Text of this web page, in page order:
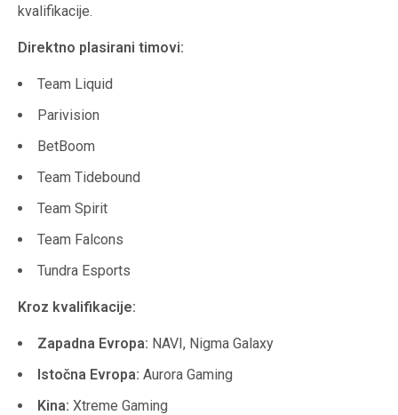
kvalifikacije.
Direktno plasirani timovi:
Team Liquid
Parivision
BetBoom
Team Tidebound
Team Spirit
Team Falcons
Tundra Esports
Kroz kvalifikacije:
Zapadna Evropa: NAVI, Nigma Galaxy
Istočna Evropa: Aurora Gaming
Kina: Xtreme Gaming